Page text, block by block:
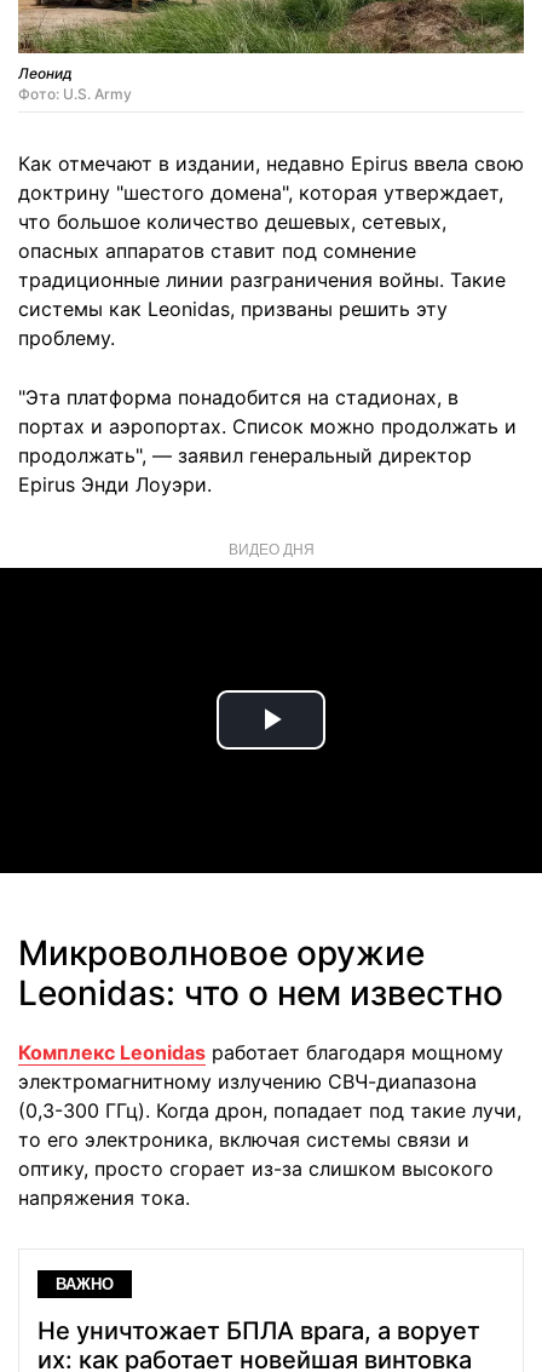
Леонид
Фото: U.S. Army
Как отмечают в издании, недавно Epirus ввела свою
доктрину "шестого домена", которая утверждает,
что большое количество дешевых, сетевых,
опасных аппаратов ставит под сомнение
традиционные линии разграничения войны. Такие
системы как Leonidas, призваны решить эту
проблему.
"Эта платформа понадобится на стадионах, в
портах и аэропортах. Список можно продолжать и
продолжать", — заявил генеральный директор
Epirus Энди Лоуэри.
ВИДЕО ДНЯ
Play
Микроволновое оружие
Leonidas: что о нем известно
Комплекс Leonidas работает благодаря мощному
электромагнитному излучению СВЧ-диапазона
(0,3-300 ГГц). Когда дрон, попадает под такие лучи,
то его электроника, включая системы связи и
оптику, просто сгорает из-за слишком высокого
напряжения тока.
ВАЖНО
Не уничтожает БПЛА врага, а ворует
их: как работает новейшая винтовка